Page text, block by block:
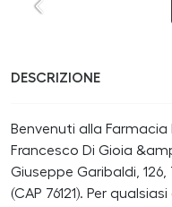
DESCRIZIONE
Benvenuti alla
Francesco Di Gioia
Giuseppe Garibaldi, 126,
(CAP 76121). Per